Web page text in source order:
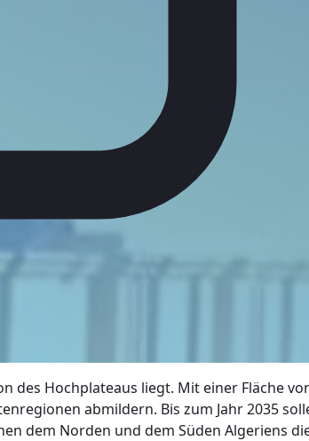
des Hochplateaus liegt. Mit einer Fläche
abmildern. Bis zum Jahr 2035
dem Norden und dem Süden Algeriens